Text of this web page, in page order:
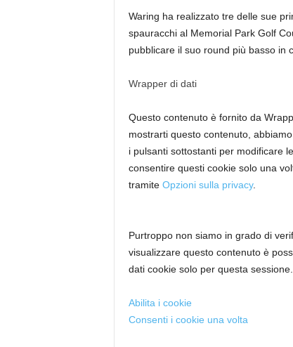
Waring ha realizzato tre delle sue
spauracchi al Memorial Park Golf
pubblicare il suo round più basso in
Wrapper di dati
Questo contenuto è fornito da
mostrarti questo contenuto,
i pulsanti sottostanti per modificare
consentire questi cookie solo una
tramite Opzioni sulla privacy.
Purtroppo non siamo in grado di
visualizzare questo contenuto è
daticookie solo per questa sessione.
Abilita i cookie
Consenti i cookie una volta